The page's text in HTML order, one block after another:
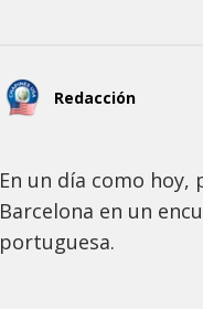
Redacción
En un día como hoy,
Barcelona en un
portuguesa.